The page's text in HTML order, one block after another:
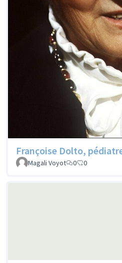
Françoise Dolto,
Magali Voyot 0 0